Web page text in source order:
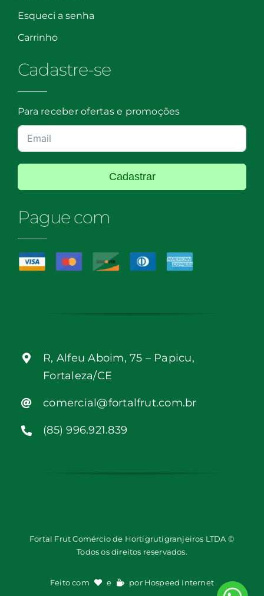
Esqueci a senha
Carrinho
Cadastre-se
Para receber ofertas e promoções
Cadastrar
Pague com
R, Alfeu Aboim, 75 – Papicu,
Fortaleza/CE
comercial@fortalfrut.com.br
(85) 996.921.839
Fortal Frut Comércio de Hortigrutigranjeiros LTDA ©
Todos os direitos reservados.
Feito com e por Hospeed Internet